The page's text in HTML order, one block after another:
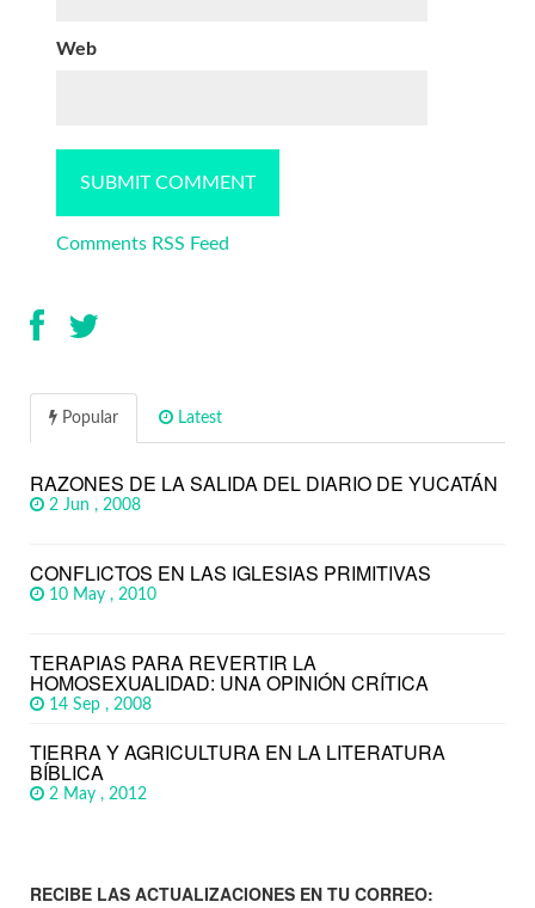
Web
Comments RSS Feed
Popular Latest
RAZONES DE LA SALIDA DEL DIARIO DE YUCATÁN
2 Jun , 2008
CONFLICTOS EN LAS IGLESIAS PRIMITIVAS
10 May , 2010
TERAPIAS PARA REVERTIR LA
HOMOSEXUALIDAD: UNA OPINIÓN CRÍTICA
14 Sep , 2008
TIERRA Y AGRICULTURA EN LA LITERATURA
BÍBLICA
2 May , 2012
RECIBE LAS ACTUALIZACIONES EN TU CORREO: